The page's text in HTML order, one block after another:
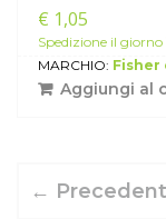
€ 1,05
Spedizione il giorno
MARCHIO: Fisher
Aggiungi al
←